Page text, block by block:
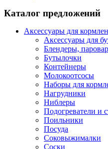
Каталог предложений
Аксессуары для
Аксессуары для
Блендеры,
Бутылочки
Контейнеры
Молокоотсосы
Наборы для
Нагрудники
Ниблеры
Подогреватели и
Поильники
Посуда
Соковыжималки
Соски